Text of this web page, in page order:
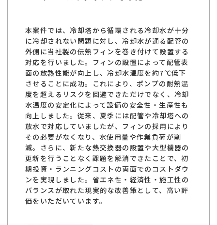
本案件では、冷却塔から循環される冷却水が十分
に冷却されない問題に対し、冷却水が通る配管の
外側に当社製の伝熱フィンを巻き付けて設置する
対応を行いました。フィンの設置によって配管表
面の放熱性能が向上し、冷却水温度を約7℃低下
させることに成功。これにより、ポンプの耐熱温
度を超えるリスクを回避できただけでなく、冷却
水温度の安定化によって設備の安全性・生産性も
向上しました。従来、夏季には配管や冷却塔への
放水で対応していましたが、フィンの採用により
その必要がなくなり、水使用量や作業負荷が削
減。さらに、新たな熱交換器の設置や大型機器の
更新を行うことなく課題を解消できたことで、初
期投資・ランニングコストの両面でのコストダウ
ンを実現しました。省エネ性・経済性・施工性の
バランスが取れた現実的な改善策として、高い評
価をいただいています。